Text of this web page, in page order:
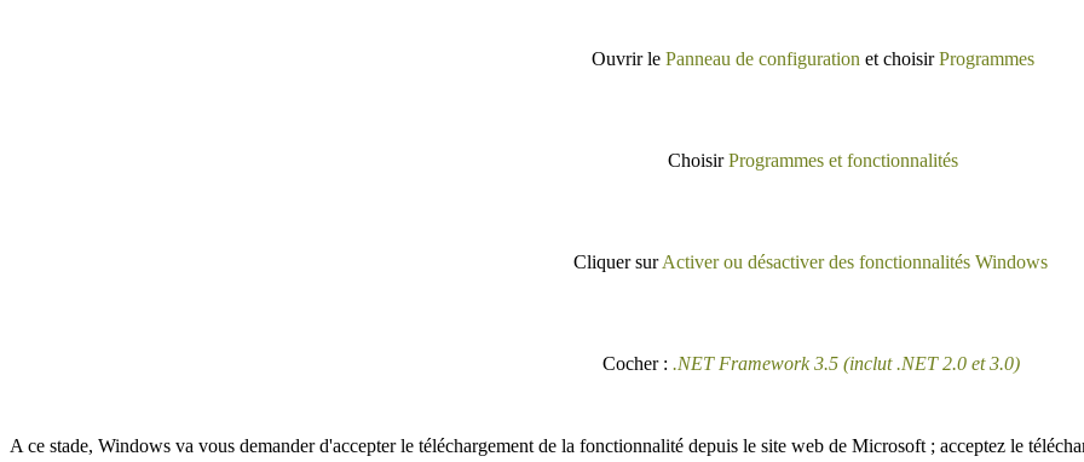
Ouvrir le Panneau de configuration et choisirProgrammes
ChoisirProgrammes et fonctionnalités
Cliquer surActiver ou désactiver des fonctionnalités Windows
Cocher : .NET Framework 3.5 (inclut .NET 2.0 et 3.0)
A ce stade, Windows va vous demander d'accepter le téléchargement de la fonctionnalité depuis le site web de Microsoft ; acceptez le